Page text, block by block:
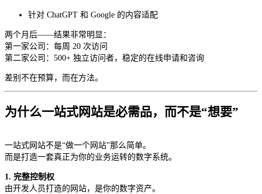
针对 ChatGPT 和 Google 的内容适配
两个月后——结果非常明显：
第一家公司：每周 20 次访问
第二家公司：500+ 独立访问者，稳定的在线申请和咨询
差别不在预算，而在方法。
为什么一站式网站是必需品，而不是“想要”
一站式网站不是“做一个网站”那么简单。
而是打造一套真正为你的业务运转的数字系统。
1. 完整控制权
由开发人员打造的网站，是你的数字资产。